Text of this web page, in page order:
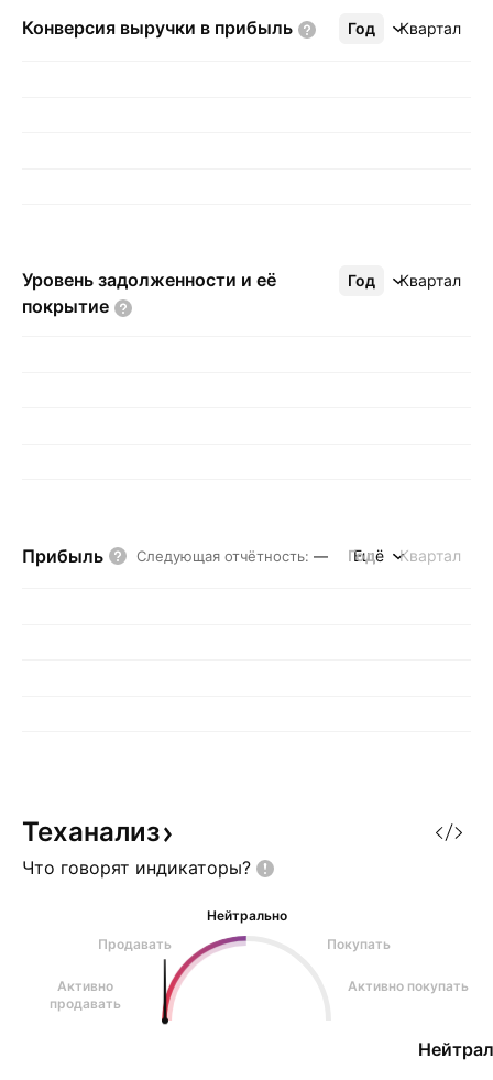
Конверсия выручки в прибыль Год Квартал
Ещё
Уровень задолженности и её
покрытие
Год Квартал
Ещё
Прибыль Следующая отчётность: — Год Квартал
Ещё
Теханализ
Что говорят индикаторы?
Нейтрально
Продавать
Покупать
Активно
продавать
Активно покупать